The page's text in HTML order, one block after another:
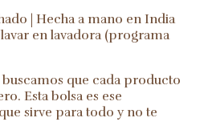
| Hecha a mano en India
en lavadora (programa
que cada producto
Esta bolsa es ese
sirve para todo y no te